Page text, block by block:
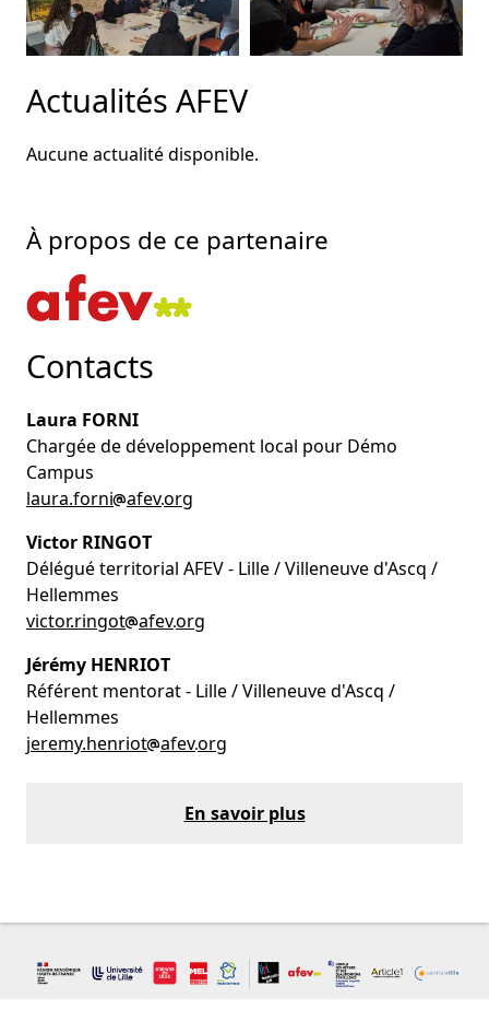
Actualités AFEV
Aucune actualité disponible.
À propos de ce partenaire
Contacts
Laura FORNI
Chargée de développement local pour Démo
Campus
laura.forni afevorg
Victor RINGOT
Délégué territorial AFEV - Lille / Villeneuve d'Ascq /
Hellemmes
victor.ringot afevorg
Jérémy HENRIOT
Référent mentorat - Lille / Villeneuve d'Ascq /
Hellemmes
jeremy.henriot afevorg
En savoir plus